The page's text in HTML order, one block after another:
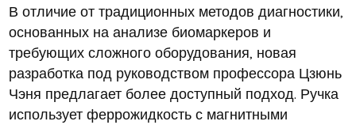
В отличие от традиционных методов диагностики,
основанных на анализе биомаркеров и
требующих сложного оборудования, новая
разработка под руководством профессора Цзюнь
Чэня предлагает более доступный подход. Ручка
использует феррожидкость с магнитными